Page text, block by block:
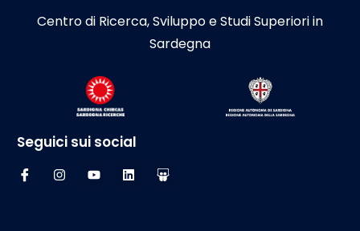
Centro di Ricerca, Sviluppo e Studi Superiori in
Sardegna
Seguici sui social